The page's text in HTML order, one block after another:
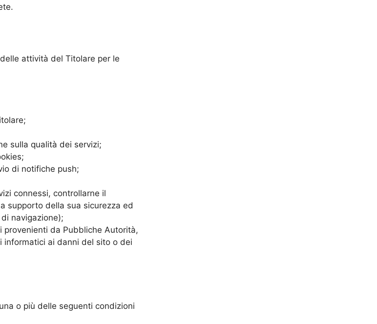
attività del Titolare per le
sulla qualità dei servizi;
di notifiche push;
connessi, controllarne il
supporto della sua sicurezza ed
navigazione);
da Pubbliche Autorità,
ai danni del sito o dei
o più delle seguenti condizioni